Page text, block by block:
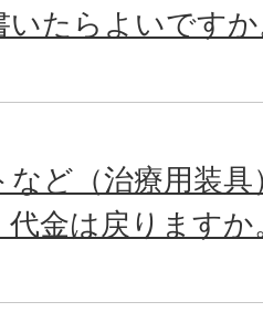
いたらよいです
など（治療用装
金は戻りますか